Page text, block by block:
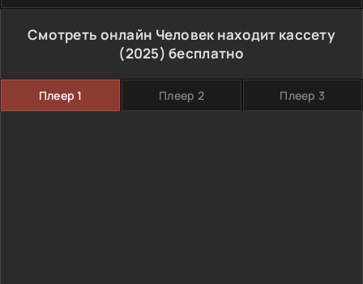
Смотреть онлайн Человек находит кассету
(2025) бесплатно
Плеер 1 Плеер 2 Плеер 3